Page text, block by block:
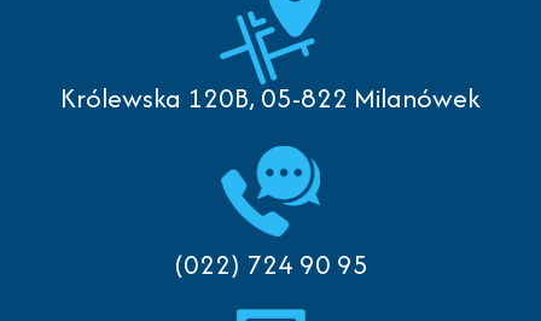
Królewska 120B, 05-822 Milanówek
(022) 724 90 95